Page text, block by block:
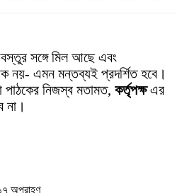
সঙ্গে মিল আছে এবং
এমন মন্তব্যই প্রদর্শিত হবে।
নিজস্ব মতামত, কর্তৃপক্ষএর
না।
অপরাহ্ণ